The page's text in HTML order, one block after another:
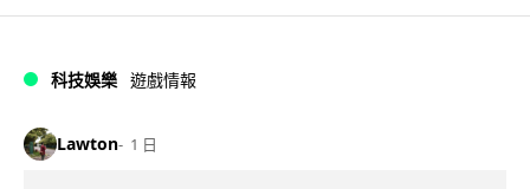
科技娛樂 遊戲情報
Lawton 1 日